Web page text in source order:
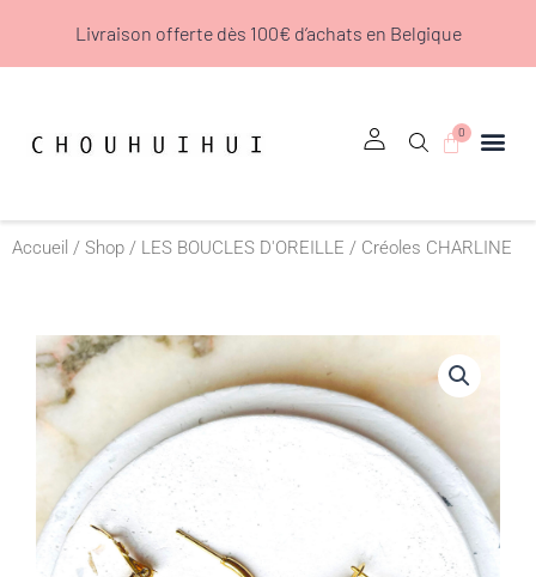
Livraison offerte dès 100€ d’achats en Belgique
0
Panier
Accueil / Shop / LES BOUCLES D'OREILLE / Créoles CHARLINE